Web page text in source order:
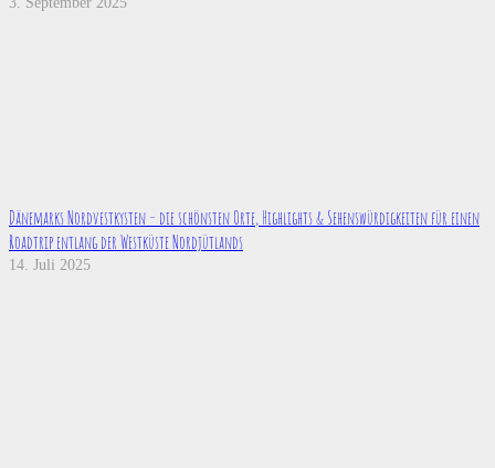
Dänemarks Nordvestkysten – die schönsten Orte, Highlights & Sehenswürdigkeiten für einen
Roadtrip entlang der Westküste Nordjütlands
14. Juli 2025